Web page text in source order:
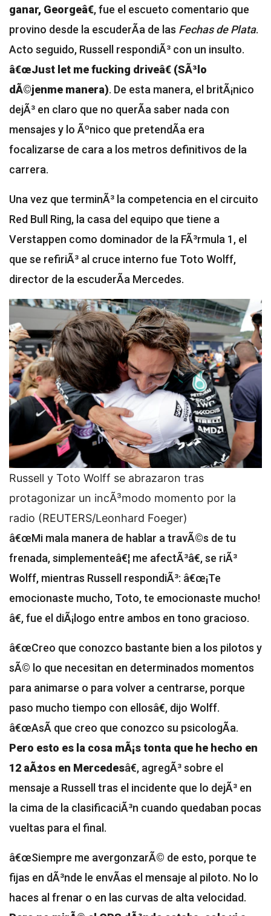
ganar, Georgeâ€, fue el escueto comentario que
provino desde la escuderÃ­a de las Fechas de Plata.
Acto seguido, Russell respondiÃ³ con un insulto.
â€œJust let me fucking driveâ€ (SÃ³lo
dÃ©jenme manera). De esta manera, el britÃ¡nico
dejÃ³ en claro que no querÃ­a saber nada con
mensajes y lo Ãºnico que pretendÃ­a era
focalizarse de cara a los metros definitivos de la
carrera.
Una vez que terminÃ³ la competencia en el circuito
Red Bull Ring, la casa del equipo que tiene a
Verstappen como dominador de la FÃ³rmula 1, el
que se refiriÃ³ al cruce interno fue Toto Wolff,
director de la escuderÃ­a Mercedes.
Russell y Toto Wolff se abrazaron tras
protagonizar un incÃ³modo momento por la
radio (REUTERS/Leonhard Foeger)
â€œMi mala manera de hablar a travÃ©s de tu
frenada, simplementeâ€¦ me afectÃ³â€, se riÃ³
Wolff, mientras Russell respondiÃ³: â€œ¡Te
emocionaste mucho, Toto, te emocionaste mucho!
â€, fue el diÃ¡logo entre ambos en tono gracioso.
â€œCreo que conozco bastante bien a los pilotos y
sÃ© lo que necesitan en determinados momentos
para animarse o para volver a centrarse, porque
paso mucho tiempo con ellosâ€, dijo Wolff.
â€œAsÃ­ que creo que conozco su psicologÃ­a.
Pero esto es la cosa mÃ¡s tonta que he hecho en
12 aÃ±os en Mercedesâ€, agregÃ³ sobre el
mensaje a Russell tras el incidente que lo dejÃ³ en
la cima de la clasificaciÃ³n cuando quedaban pocas
vueltas para el final.
â€œSiempre me avergonzarÃ© de esto, porque te
fijas en dÃ³nde le envÃ­as el mensaje al piloto. No lo
haces al frenar o en las curvas de alta velocidad.